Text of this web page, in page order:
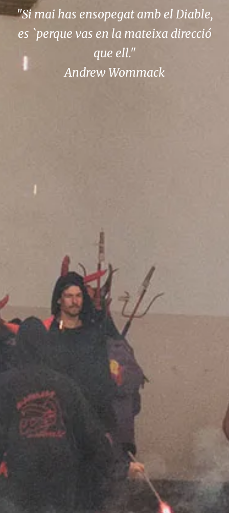
"Si mai has ensopegat amb el Diable,
es `perque vas en la mateixa direcció
que ell."
Andrew Wommack